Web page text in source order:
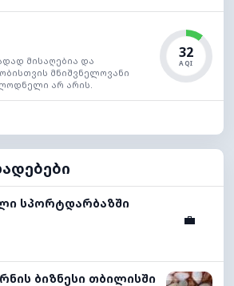
მისაღებია და
მნიშვნელოვანი
არ არის.
32
AQI
სპორტდარბაზში
💼
ბიზნესი თბილისში